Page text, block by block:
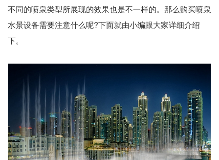
不同的喷泉类型所展现的效果也是不一样的。那么购买喷泉
水景设备需要注意什么呢?下面就由小编跟大家详细介绍
下。